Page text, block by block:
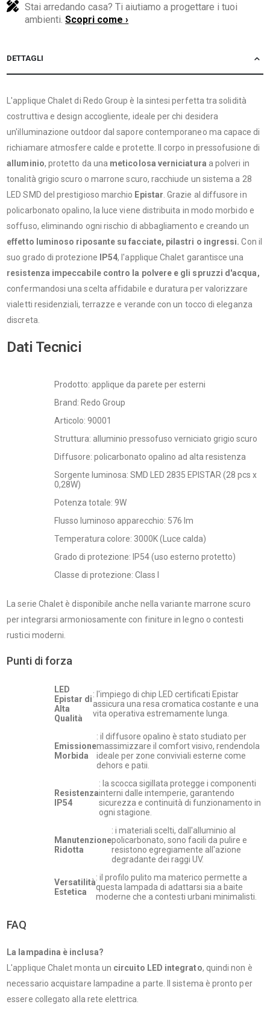
Stai arredando casa? Ti aiutiamo a progettare i tuoi
ambienti.Scopri come ›
DETTAGLI
L'applique Chalet di Redo Group è la sintesi perfetta tra solidità
costruttiva e design accogliente, ideale per chi desidera
un'illuminazione outdoor dal sapore contemporaneo ma capace di
richiamare atmosfere calde e protette. Il corpo in pressofusione di
alluminio, protetto da una meticolosa verniciatura a polveri in
tonalità grigio scuro o marrone scuro, racchiude un sistema a 28
LED SMD del prestigioso marchio Epistar . Grazie al diffusore in
policarbonato opalino, la luce viene distribuita in modo morbido e
soffuso, eliminando ogni rischio di abbagliamento e creando un
effetto luminoso riposante su facciate, pilastri o ingressi. Con il
suo grado di protezione
IP54, l'applique Chalet garantisce una
resistenza impeccabile contro la polvere e gli spruzzi d'acqua,
confermandosi una scelta affidabile e duratura per valorizzare
vialetti residenziali, terrazze e verande con un tocco di eleganza
discreta.
Dati Tecnici
Prodotto: applique da parete per esterni
Brand: Redo Group
Articolo: 90001
Struttura: alluminio pressofuso verniciato grigio scuro
Diffusore: policarbonato opalino ad alta resistenza
Sorgente luminosa: SMD LED 2835 EPISTAR (28 pcs x
0,28W)
Potenza totale: 9W
Flusso luminoso apparecchio: 576 lm
Temperatura colore: 3000K (Luce calda)
Grado di protezione: IP54 (uso esterno protetto)
Classe di protezione: Class I
La serie Chalet è disponibile anche nella variante marrone scuro
per integrarsi armoniosamente con finiture in legno o contesti
rustici moderni.
Punti di forza
LED
Epistar di
Alta
Qualità
: l'impiego di chip LED certificati Epistar
assicura una resa cromatica costante e una
vita operativa estremamente lunga.
Emissione
Morbida
: il diffusore opalino è stato studiato per
massimizzare il comfort visivo, rendendola
ideale per zone conviviali esterne come
dehors e patii.
Resistenza
IP54
: la scocca sigillata protegge i componenti
interni dalle intemperie, garantendo
sicurezza e continuità di funzionamento in
ogni stagione.
Manutenzione
Ridotta
: i materiali scelti, dall'alluminio al
policarbonato, sono facili da pulire e
resistono egregiamente all'azione
degradante dei raggi UV.
Versatilità
Estetica
: il profilo pulito ma materico permette a
questa lampada di adattarsi sia a baite
moderne che a contesti urbani minimalisti.
FAQ
La lampadina è inclusa?
L'applique Chalet monta un circuito LED integrato, quindi non è
necessario acquistare lampadine a parte. Il sistema è pronto per
essere collegato alla rete elettrica.